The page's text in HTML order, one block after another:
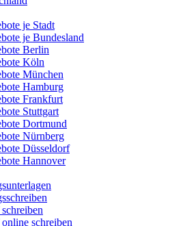
je Stadt
je Bundesland
Berlin
Köln
München
Hamburg
Frankfurt
Stuttgart
Dortmund
Nürnberg
Düsseldorf
Hannover
schreiben